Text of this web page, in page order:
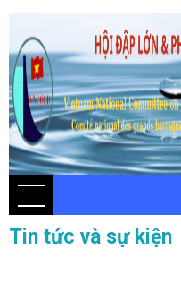
Tin tức và sự kiện